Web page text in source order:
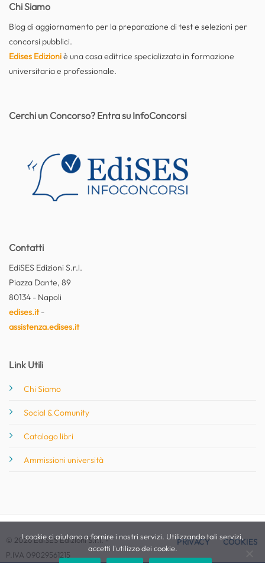
Chi Siamo
Blog di aggiornamento per la preparazione di test e selezioni per
concorsi pubblici.
Edises Edizioniè una casa editrice specializzata in formazione
universitaria e professionale.
Contatti
EdiSES Edizioni S.r.l.
Piazza Dante, 89
80134 - Napoli
edises.it-
assistenza.edises.it
Link Utili
Chi Siamo
Social & Comunity
Catalogo libri
Ammissioni università
Cerchi un Concorso? Entra su InfoConcorsi
© 2026 EdiSES Edizioni S.r.l. -
P.IVA 09029561215
PRIVACY COOKIES
I cookie ci aiutano a fornire i nostri servizi. Utilizzando tali servizi,
accetti l'utilizzo dei cookie.